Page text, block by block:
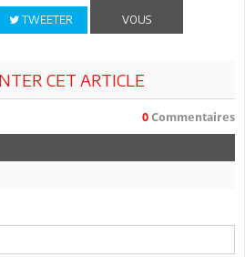
TWEETER
VOUS
CET ARTICLE
0 Commentaires